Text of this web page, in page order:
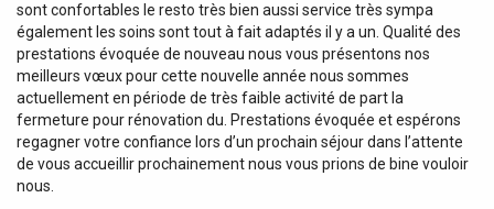
sont confortables le resto très bien aussi service très sympa
également les soins sont tout à fait adaptés il y a un. Qualité des
prestations évoquée de nouveau nous vous présentons nos
meilleurs vœux pour cette nouvelle année nous sommes
actuellement en période de très faible activité de part la
fermeture pour rénovation du. Prestations évoquée et espérons
regagner votre confiance lors d’un prochain séjour dans l’attente
de vous accueillir prochainement nous vous prions de bine vouloir
nous.